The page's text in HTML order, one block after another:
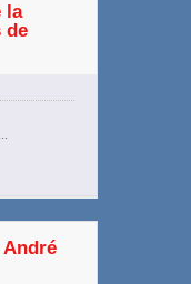
la
de
André